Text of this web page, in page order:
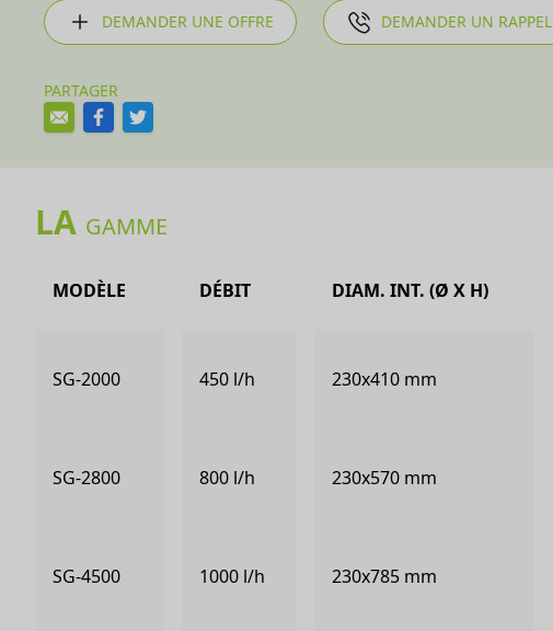
DEMANDER UNE OFFRE DEMANDER UN RAPPEL
PARTAGER
LA GAMME
MODÈLE DÉBIT DIAM. INT. (Ø X H)
SG-2000 450 l/h 230x410 mm
SG-2800 800 l/h 230x570 mm
SG-4500 1000 l/h 230x785 mm